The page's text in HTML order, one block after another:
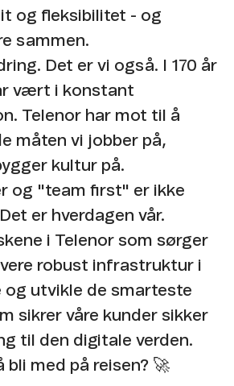
og fleksibilitet - og
sammen.
Det er vi også. I 170 år
vært i konstant
Telenor har mot til å
måten vi jobber på,
kultur på.
og "team first" er ikke
er hverdagen vår.
i Telenor som sørger
robust infrastruktur i
og utvikle de smarteste
sikrer våre kunder sikker
til den digitale verden.
bli med på reisen? 🚀